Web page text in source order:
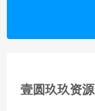
壹圆玖玖资源